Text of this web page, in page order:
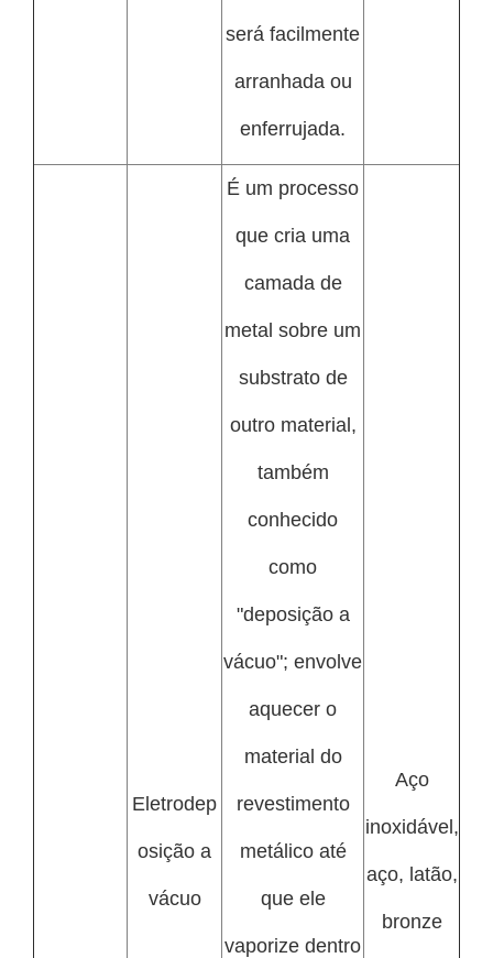
será facilmente
arranhada ou
enferrujada.
Eletrodep
osição a
vácuo
É um processo
que cria uma
camada de
metal sobre um
substrato de
outro material,
também
conhecido
como
"deposição a
vácuo"; envolve
aquecer o
material do
revestimento
metálico até
que ele
vaporize dentro
Aço
inoxidável,
aço, latão,
bronze